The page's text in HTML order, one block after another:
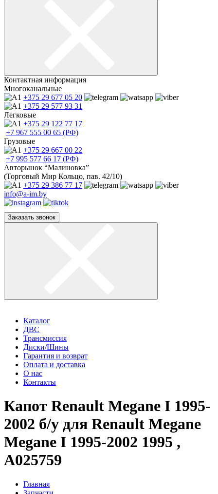
Контактная информация
Многоканальные
+375 29 677 05 20
+375 29 577 93 31
Легковые
+375 29 122 77 17
+7 967 555 00 65 (РФ)
Грузовые
+375 29 667 00 22
+7 995 577 66 17 (РФ)
Авторынок “Малиновка”
(Торговый Мир Кольцо, пав. 42/10)
+375 29 386 77 17
info@a-im.by
Заказать звонок
Каталог
ДВС
Трансмиссия
Диски/Шины
Гарантия и возврат
Оплата и доставка
О нас
Контакты
Капот Renault Megane I 1995-
2002 б/у для Renault Megane
Megane I 1995-2002 1995 ,
A025759
Главная